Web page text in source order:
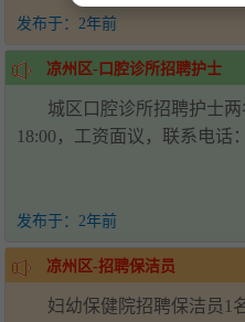
发布于： 2年前
凉州区-口腔诊所招聘护士
城区口腔诊所招聘护士
18:00，工资面议，联系电话
发布于： 2年前
凉州区-招聘保洁员
妇幼保健院招聘保洁员1